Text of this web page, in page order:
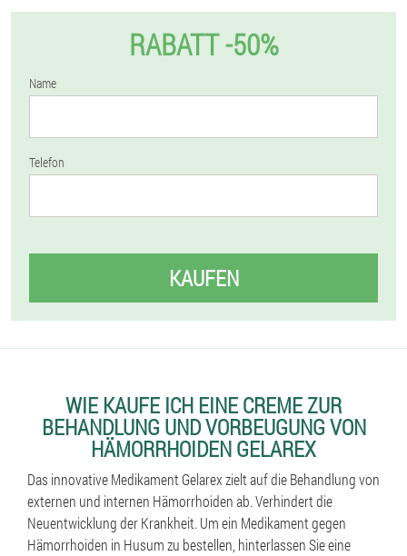
RABATT -50%
Name
Telefon
KAUFEN
WIE KAUFE ICH EINE CREME ZUR
BEHANDLUNG UND VORBEUGUNG VON
HÄMORRHOIDEN GELAREX
Das innovative Medikament Gelarex zielt auf die Behandlung von
externen und internen Hämorrhoiden ab. Verhindert die
Neuentwicklung der Krankheit. Um ein Medikament gegen
Hämorrhoiden in Husum zu bestellen, hinterlassen Sie eine